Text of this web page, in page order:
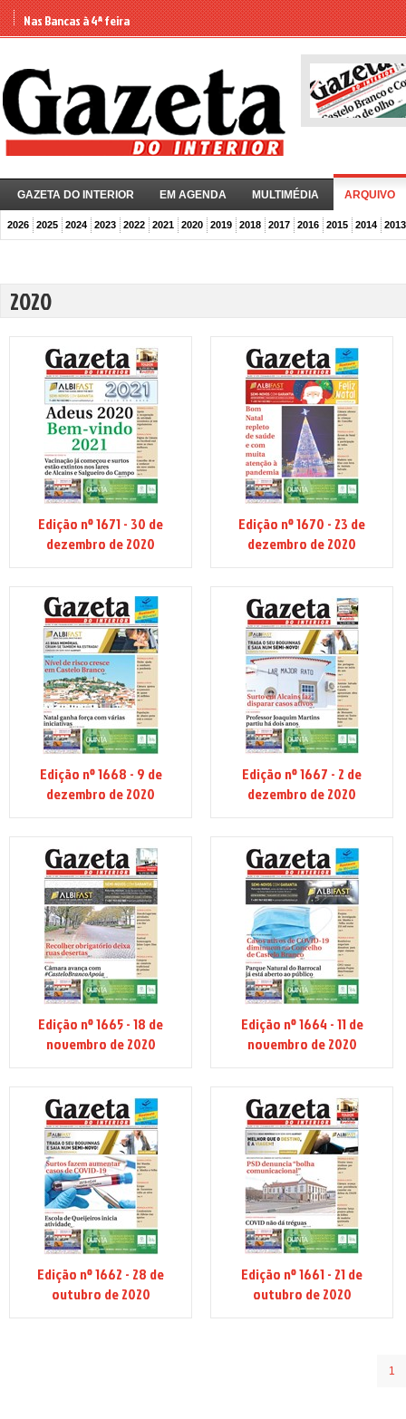
Nas Bancas à 4ª feira
GAZETA DO INTERIOR EM AGENDA MULTIMÉDIA ARQUIVO
2026 2025 2024 2023 2022 2021 2020 2019 2018 2017 2016 2015 2014 2013
2020
Edição nº 1671 - 30 de
dezembro de 2020
Edição nº 1670 - 23 de
dezembro de 2020
Edição nº 1668 - 9 de
dezembro de 2020
Edição nº 1667 - 2 de
dezembro de 2020
Edição nº 1665 - 18 de
novembro de 2020
Edição nº 1664 - 11 de
novembro de 2020
Edição nº 1662 - 28 de
outubro de 2020
Edição nº 1661 - 21 de
outubro de 2020
1